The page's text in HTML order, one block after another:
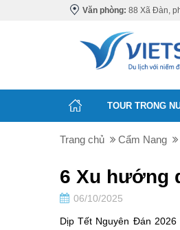
Văn phòng: 88 Xã Đàn,
TOUR TRONG
Trang chủ Cẩm Nang
6 Xu hướng
06/10/2025
Dịp Tết Nguyên Đán